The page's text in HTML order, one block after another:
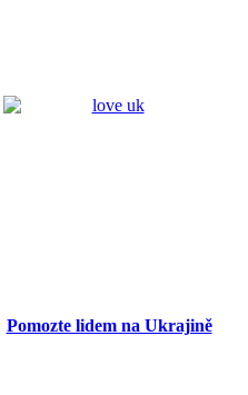
Pomozte lidem na Ukrajině